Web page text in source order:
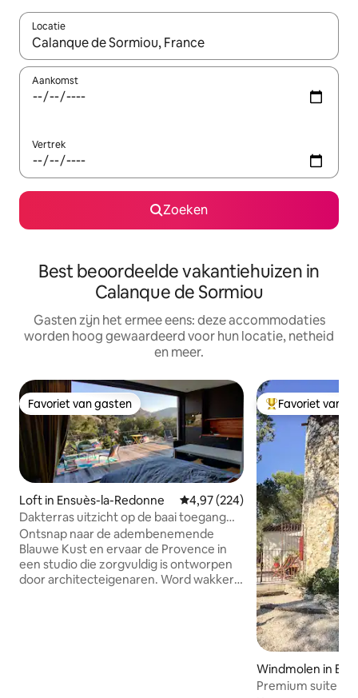
Locatie
Wanneer er suggesties beschikbaar zijn, maak je een keuze
Aankomst
Vertrek
Zoeken
Best beoordeelde vakantiehuizen in
Calanque de Sormiou
Gasten zijn het ermee eens: deze accommodaties
worden hoog gewaardeerd voor hun locatie, netheid
en meer.
Favoriet van gasten
Favoriet van gasten
Loft in Ensuès-la-Redonne Gemiddelde beoordeling van
4,97 (224)
Dakterras uitzicht op de baai toegang
tot het strand
Ontsnap naar de adembenemende
Blauwe Kust en ervaar de Provence in
een studio die zorgvuldig is ontworpen
door architecteigenaren. Word wakker
Topfavoriet van
Favoriet van
Windmolen in
Premium suite